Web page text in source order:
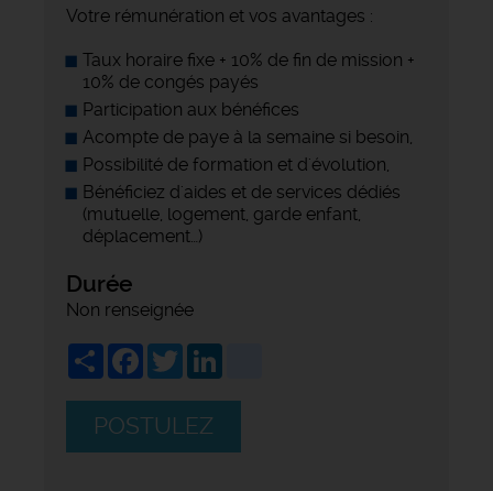
Votre rémunération et vos avantages :
Taux horaire fixe + 10% de fin de mission +
10% de congés payés
Participation aux bénéfices
Acompte de paye à la semaine si besoin,
Possibilité de formation et d'évolution,
Bénéficiez d'aides et de services dédiés
(mutuelle, logement, garde enfant,
déplacement…)
Durée
Non renseignée
ShareFacebook
Twitter
POSTULEZ